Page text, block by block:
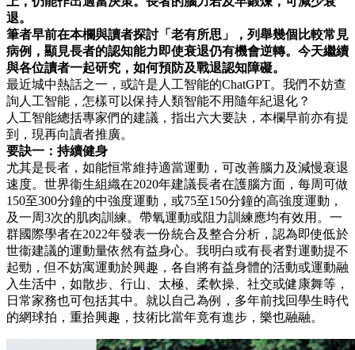
退。
筆者早前在本欄與讀者探討「老有所思」，列舉幾個比較常見
病例，顯見長者的認知能力即使衰退仍有機會逆轉。今天繼續
與各位讀者一起研究，如何預防及戰退認知障礙。
最近城中熱話之一，或許是人工智能的ChatGPT。我們不妨查
詢人工智能，怎樣可以保持人類智能不用隨年紀退化？
人工智能總括專家們的建議，指出六大要訣，本欄早前亦有提
到，現再向讀者推廣。
要訣一：持續健身
尤其是長者，如能恒常維持適當運動，可改善腦力及減慢衰退
速度。世界衞生組織在2020年建議長者在護腦方面，每周可做
150至300分鐘的中強度運動，或75至150分鐘的高強度運動，
及一周3次的肌肉訓練。帶氧運動或阻力訓練應均有效用。一
群國際學者在2022年發表一份統合及整合分析，認為即使低於
世衞建議的運動量依然有益身心。我明白或有長者對運動提不
起勁，但不妨寓運動於興趣，各自將有益身體的活動或運動融
入生活中，如散步、行山、太極、柔軟操、社交或健康舞等，
日常家務也可包括其中。就以自己為例，多年前找回學生時代
的網球拍，重拾興趣，技術比當年竟有進步，樂也融融。